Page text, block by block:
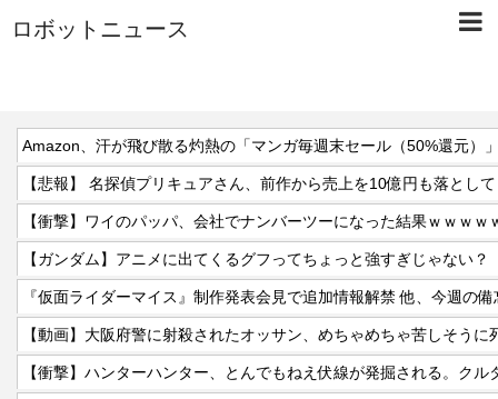
ロボットニュース
Amazon、汗が飛び散る灼熱の「マンガ毎週末セール（50%還元）
【悲報】 名探偵プリキュアさん、前作から売上を10億円も落とし
【衝撃】ワイのパッパ、会社でナンバーツーになった結果ｗｗｗｗ
【ガンダム】アニメに出てくるグフってちょっと強すぎじゃない？
【動画】大阪府警に射殺されたオッサン、めちゃめちゃ苦しそうに